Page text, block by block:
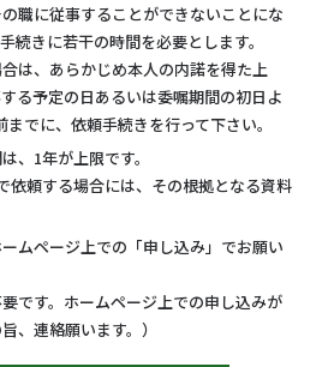
職に従事することができないことにな
続きに若干の時間を必要とします。
は、あらかじめ本人の内諾を得た上
る予定の日あるいは委嘱期間の初日よ
までに、依頼手続きを行って下さい。
、1年が上限です。
依頼する場合には、その根拠となる資料
ムページ上での「申し込み」でお願い
要です。ホームページ上での申し込みが
、連絡願います。）